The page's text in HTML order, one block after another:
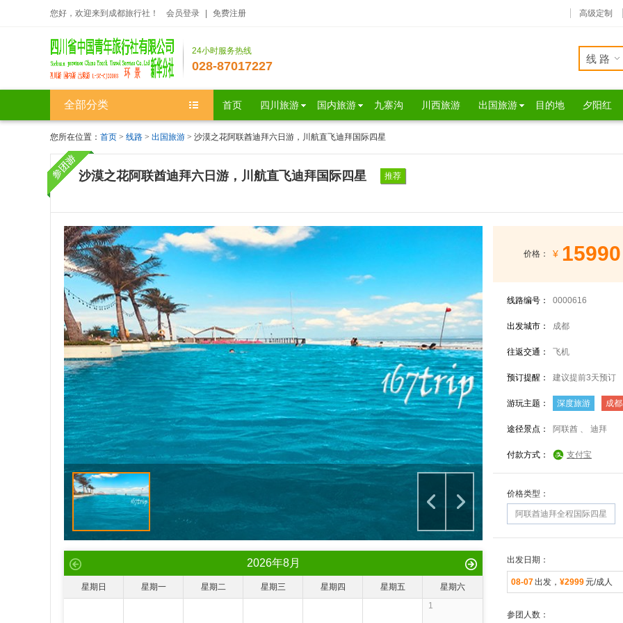
您好，欢迎来到成都旅行社！ 会员登录 免费注册 高级定制
24小时服务热线
028-87017227
线路
全部分类 首页 四川旅游 国内旅游 九寨沟 川西旅游 出国旅游 目的地 夕阳红
您所在位置： 首页 > 线路 > 出国旅游 > 沙漠之花阿联酋迪拜六日游，川航直飞迪拜国际四星
沙漠之花阿联酋迪拜六日游，川航直飞迪拜国际四星 推荐
2026年8月
星期日 星期一 星期二 星期三 星期四 星期五
星期六
1
价格： ¥ 15990
线路编号： 0000616
出发城市： 成都
往返交通： 飞机
预订提醒： 建议提前3天预订
游玩主题： 深度旅游 成
途径景点： 阿联酋 、 迪拜
付款方式： 支付宝
价格类型：
阿联酋迪拜全程国际四星
出发日期：
08-07出发， ¥2999元/成人
参团人数：